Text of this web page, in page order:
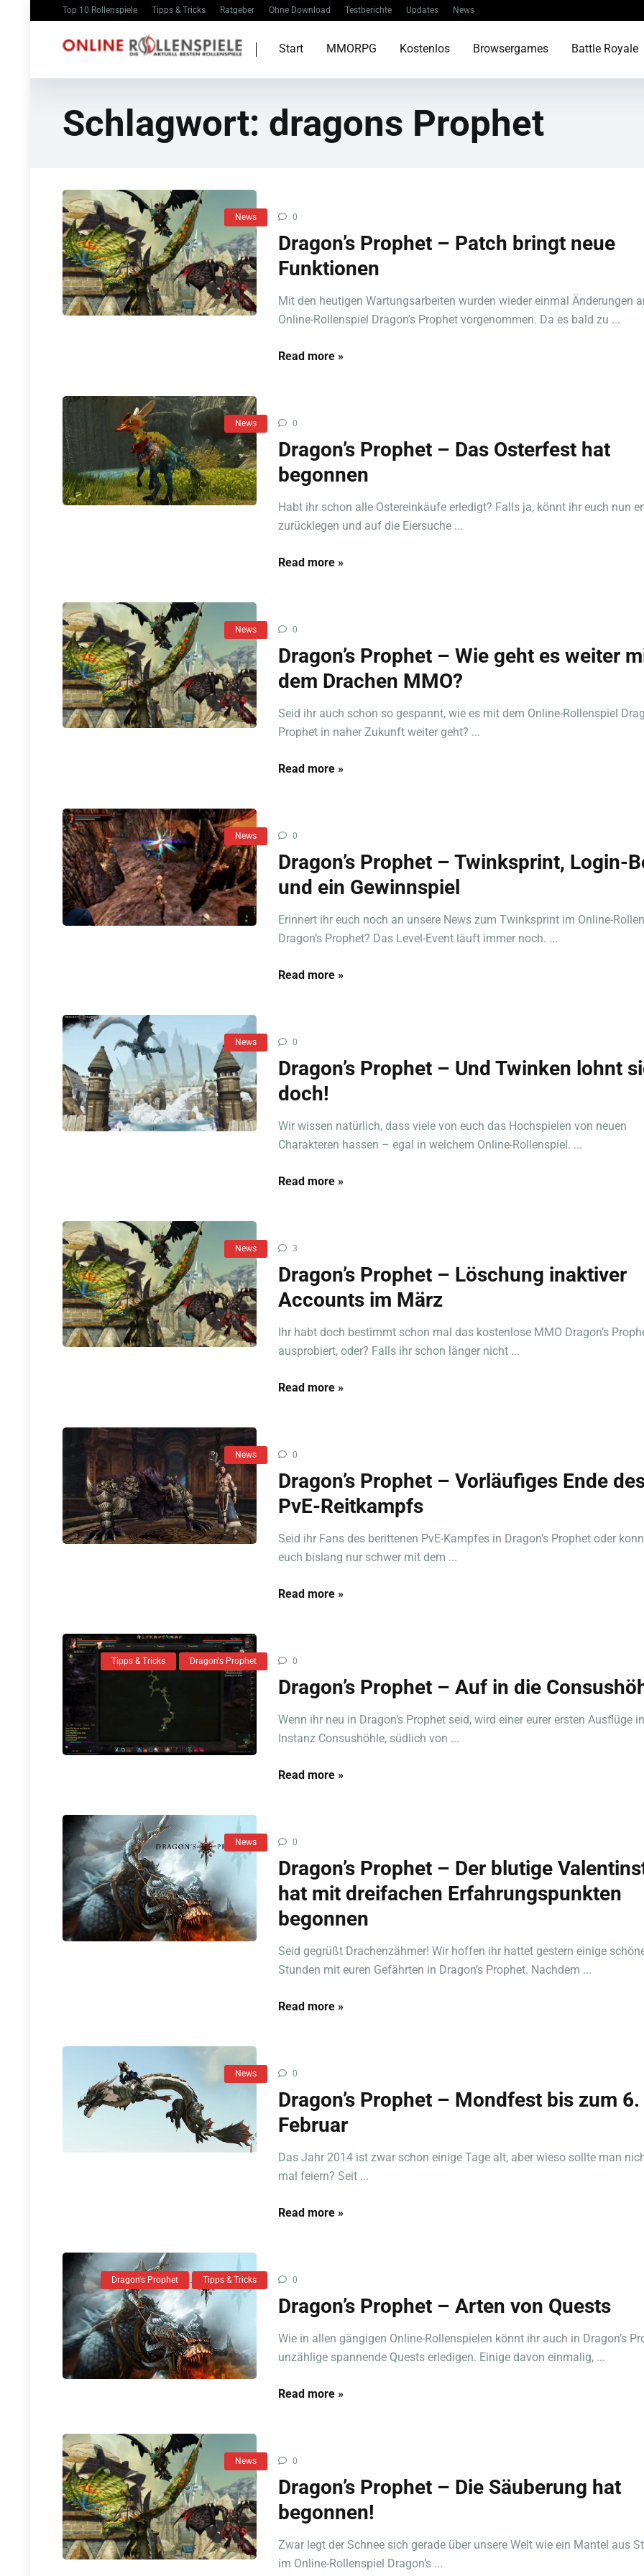
Top 10 Rollenspiele Tipps & Tricks Ratgeber Ohne Download Testberichte Updates News
Start MMORPG Kostenlos Browsergames Battle Royale
Schlagwort: dragons Prophet
News 0
Dragon’s Prophet – Patch bringt neue
Funktionen
Mit den heutigen Wartungsarbeiten wurden wieder einmal Änderungen
Online-Rollenspiel Dragon’s Prophet vorgenommen. Da es bald zu ...
Read more »
News 0
Dragon’s Prophet – Das Osterfest hat
begonnen
Habt ihr schon alle Ostereinkäufe erledigt? Falls ja, könnt ihr euch nun
zurücklegen und auf die Eiersuche ...
Read more »
News 0
Dragon’s Prophet – Wie geht es weiter
dem Drachen MMO?
Seid ihr auch schon so gespannt, wie es mit dem Online-Rollenspiel
Prophet in naher Zukunft weiter geht? ...
Read more »
News 0
Dragon’s Prophet – Twinksprint, Login-
und ein Gewinnspiel
Erinnert ihr euch noch an unsere News zum Twinksprint im Online-
Dragon’s Prophet? Das Level-Event läuft immer noch. ...
Read more »
News 0
Dragon’s Prophet – Und Twinken lohnt
doch!
Wir wissen natürlich, dass viele von euch das Hochspielen von neuen
Charakteren hassen – egal in welchem Online-Rollenspiel. ...
Read more »
News 3
Dragon’s Prophet – Löschung inaktiver
Accounts im März
Ihr habt doch bestimmt schon mal das kostenlose MMO Dragon’s
ausprobiert, oder? Falls ihr schon länger nicht ...
Read more »
News 0
Dragon’s Prophet – Vorläufiges Ende
PvE-Reitkampfs
Seid ihr Fans des berittenen PvE-Kampfes in Dragon’s Prophet oder
euch bislang nur schwer mit dem ...
Read more »
Tipps & Tricks Dragon's Prophet 0
Dragon’s Prophet – Auf in die
Wenn ihr neu in Dragon’s Prophet seid, wird einer eurer ersten Ausflüge
Instanz Consushöhle, südlich von ...
Read more »
News 0
Dragon’s Prophet – Der blutige
hat mit dreifachen Erfahrungspunkten
begonnen
Seid gegrüßt Drachenzähmer! Wir hoffen ihr hattet gestern einige
Stunden mit euren Gefährten in Dragon’s Prophet. Nachdem ...
Read more »
News 0
Dragon’s Prophet – Mondfest bis zum 6.
Februar
Das Jahr 2014 ist zwar schon einige Tage alt, aber wieso sollte man
mal feiern? Seit ...
Read more »
Dragon's Prophet Tipps & Tricks 0
Dragon’s Prophet – Arten von Quests
Wie in allen gängigen Online-Rollenspielen könnt ihr auch in Dragon’s
unzählige spannende Quests erledigen. Einige davon einmalig, ...
Read more »
News 0
Dragon’s Prophet – Die Säuberung hat
begonnen!
Zwar legt der Schnee sich gerade über unsere Welt wie ein Mantel aus
im Online-Rollenspiel Dragon’s ...